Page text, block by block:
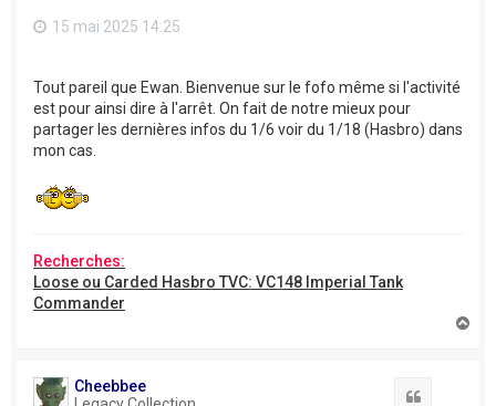
15 mai 2025 14:25
Tout pareil que Ewan. Bienvenue sur le fofo même si l'activité
est pour ainsi dire à l'arrêt. On fait de notre mieux pour
partager les dernières infos du 1/6 voir du 1/18 (Hasbro) dans
mon cas.
Recherches:
Loose ou Carded Hasbro TVC: VC148 Imperial Tank
Commander
Cheebbee